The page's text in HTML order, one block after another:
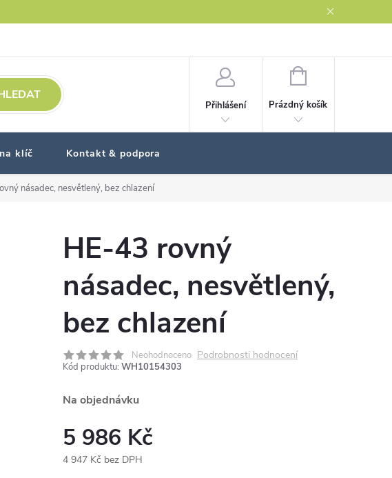
Přihlášení
NÁKUPNÍ
Prázdný košík
klíč Kontakt & podpora
násadec, nesvětlený, bez chlazení
HE-43 rovný
násadec, nesvětlený,
bez chlazení
Neohodnoceno Podrobnosti hodnocení
Kód produktu: WH10154303
Na objednávku
5 986 Kč
4 947 Kč bez DPH